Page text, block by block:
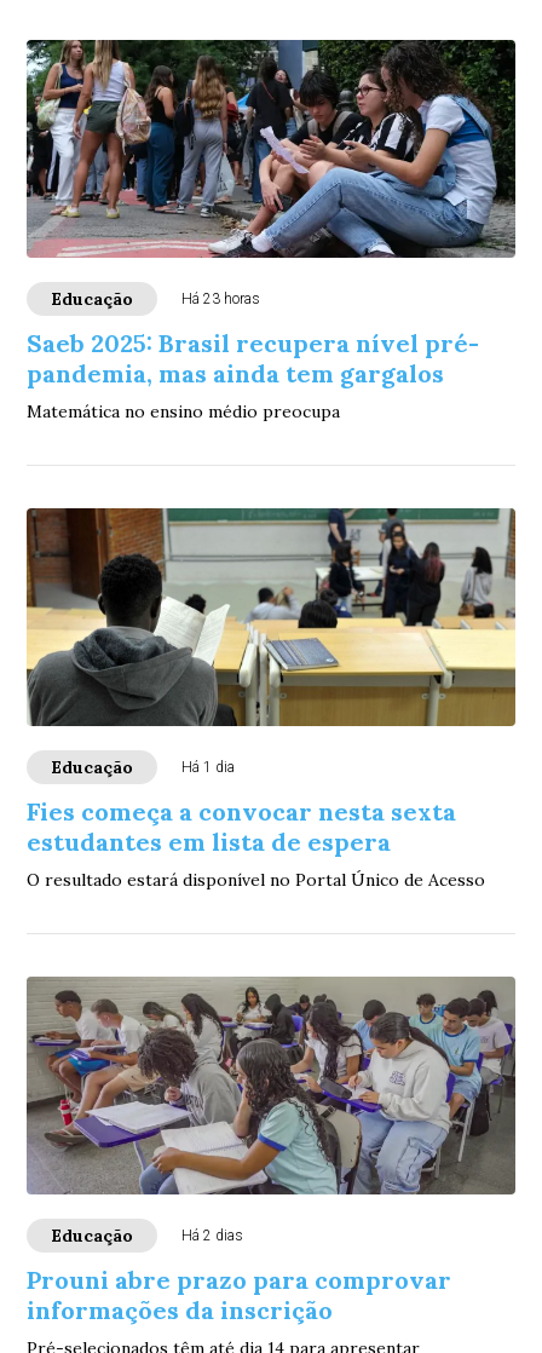
Educação Há 23 horas
Saeb 2025: Brasil recupera nível pré-
pandemia, mas ainda tem gargalos
Matemática no ensino médio preocupa
Educação Há 1 dia
Fies começa a convocar nesta sexta
estudantes em lista de espera
O resultado estará disponível no Portal Único de Acesso
Educação Há 2 dias
Prouni abre prazo para comprovar
informações da inscrição
Pré-selecionados têm até dia 14 para apresentar